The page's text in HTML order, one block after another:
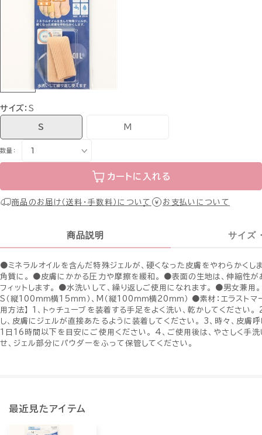
サイズ：S
S M
数量：
カートに入れる
商品のお届け（送料・手数料）について お支払いについて
商品説明 サイズ
●ミネラルオイルを含んだ特殊ジェルが、硬くなった皮膚をやわらかくし
角質に。 ●皮膚にかかる圧力や摩擦を緩和。 ●表面の生地は、伸縮性が
フィットします。 ●水洗いして、繰り返しご使用になれます。 ●男女兼用
S（縦100ｍｍ横15ｍｍ）、M（縦100ｍｍ横20ｍｍ） ●素材：エラストマ
用方法】 1、トゥチューブを装着する手足をよく洗い、乾かしてください。
し、皮膚にジェルが直接あたるように装着してください。 3、時々、皮膚
1日16時間以下を目安にご使用ください。 4、ご使用後は、やさしく手
せ、ジェル部分にパウダーをふって保管してください。
最近見たアイテム